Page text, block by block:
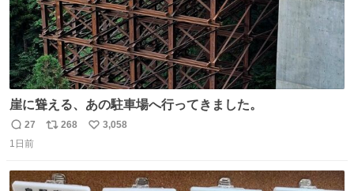
崖に聳える、あの駐車場へ行ってきました。
返
信
27
リ
ト
268
い
数
3,058
1日前